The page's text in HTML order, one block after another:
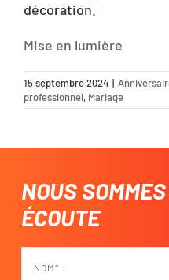
décoration.
Mise en lumière
15 septembre 2024 |
professionnel, Mariage
NOUS
ÉCOUTE